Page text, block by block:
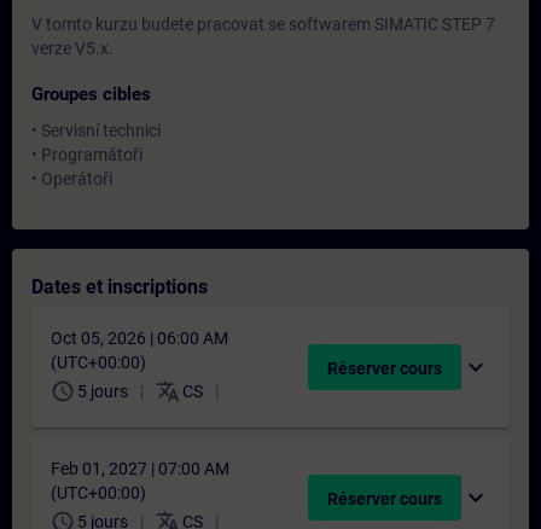
V tomto kurzu budete pracovat se softwarem SIMATIC STEP 7
verze V5.x.
Groupes cibles
• Servisní technici
• Programátoři
• Operátoři
Dates et inscriptions
Oct 05, 2026 | 06:00 AM
(UTC+00:00)
schedule 5 jours translate CS
Réserver cours expand_more
Feb 01, 2027 | 07:00 AM
(UTC+00:00)
schedule 5 jours translate CS
Réserver cours expand_more